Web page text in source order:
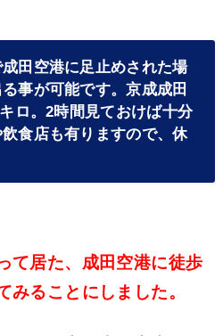
田空港に足止めされた場
事が可能です。京成成田
ロ。2時間見ておけば十分
食店も有りますので、休
て居た、成田空港に徒歩
みることにしました。